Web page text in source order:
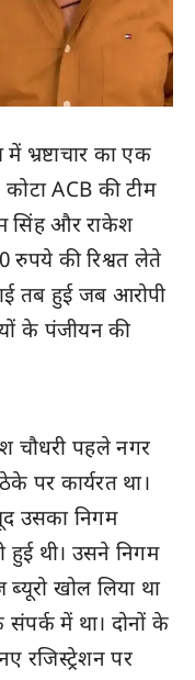
भ्रष्टाचार का एक
ACB की टीम
सिंह और राकेश
रुपये की रिश्वत लेते
तब हुई जब आरोपी
के पंजीयन की
चौधरी पहले नगर
पर कार्यरत था।
उसका निगम
हुई थी। उसने निगम
खोल लिया था
संपर्क में था। दोनों के
रजिस्ट्रेशन पर